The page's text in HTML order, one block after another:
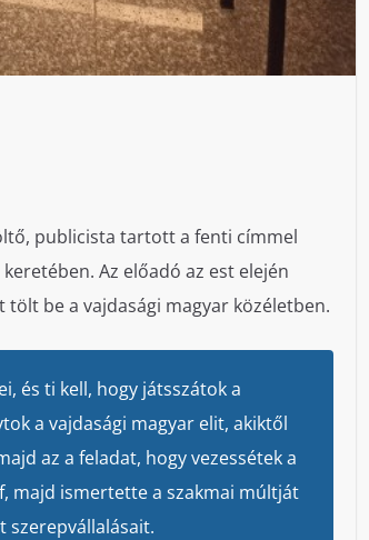
publicista tartott a fenti címmel
Az előadó az est elején
be a vajdasági magyar közéletben.
és ti kell, hogy játsszátok a
a vajdasági magyar elit, akiktől
az a feladat, hogy vezessétek a
majd ismertette a szakmai múltját
szerepvállalásait.